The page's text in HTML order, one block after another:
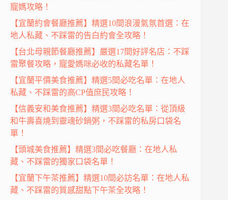
寵媽攻略！
【宜蘭約會餐廳推薦】精選10間浪漫氣氛首選：在
地人私藏、不踩雷的告白約會全攻略！
【台北母親節餐廳推薦】嚴選17間好評名店：不踩
雷聚餐攻略，寵愛媽咪必收的私藏名單！
【宜蘭平價美食推薦】精選5間必吃名單：在地人
私藏、不踩雷的高CP值庶民攻略！
【信義安和美食推薦】精選3間必吃名單：從頂級
和牛壽喜燒到靈魂砂鍋粥，不踩雷的私房口袋名
單！
【頭城美食推薦】精選3間必吃餐廳：在地人私
藏、不踩雷的獨家口袋名單！
【宜蘭下午茶推薦】精選10間必訪名單：在地人私
藏、不踩雷的質感甜點下午茶全攻略！